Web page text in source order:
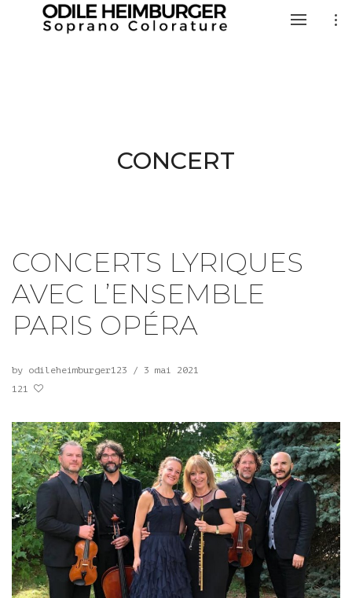
CONCERT
CONCERTS LYRIQUES
AVEC L’ENSEMBLE
PARIS OPÉRA
by odileheimburger123 / 3 mai 2021
121